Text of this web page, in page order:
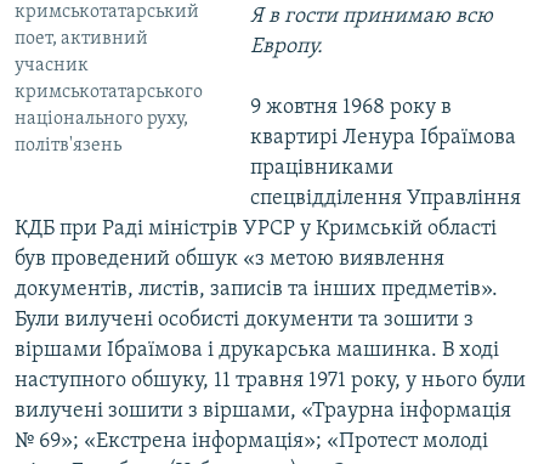
кримськотатарський
поет, активний
учасник
кримськотатарського
національного руху,
політв'язень
Я в гости принимаю всю
Европу.
9 жовтня 1968 року в
квартирі Ленура Ібраїмова
працівниками
спецвідділення Управління
КДБ при Раді міністрів УРСР у Кримській області
був проведений обшук «з метою виявлення
документів, листів, записів та інших предметів».
Були вилучені особисті документи та зошити з
віршами Ібраїмова і друкарська машинка. В ході
наступного обшуку, 11 травня 1971 року, у нього були
вилучені зошити з віршами, «Траурна інформація
№ 69»; «Екстрена інформація»; «Протест молоді